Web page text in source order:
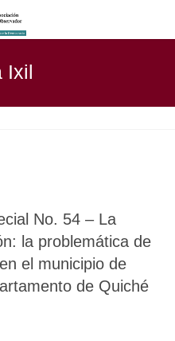
Ixil
No. 54 – La
la problemática de
el municipio de
de Quiché